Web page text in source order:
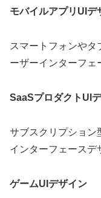
モバイルアプリUIデ
スマートフォンやタ
ーザーインターフェ
SaaSプロダクトUI
サブスクリプション
インターフェースデ
ゲームUIデザイン